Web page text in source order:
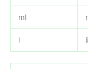
ml
l